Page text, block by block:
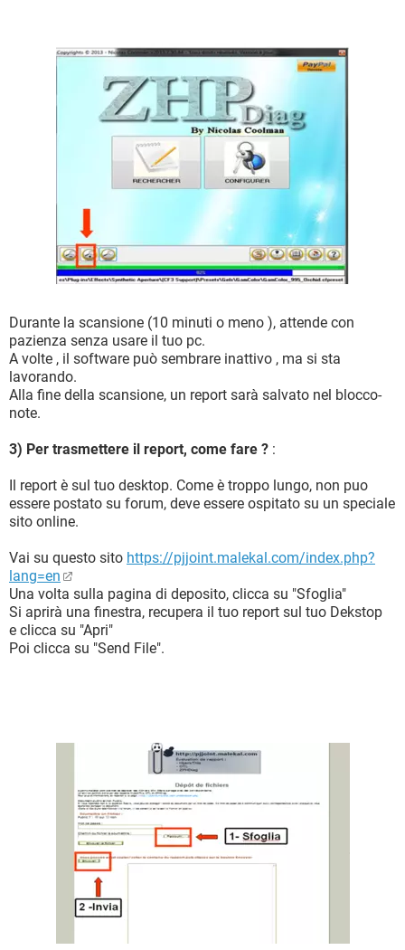
Durante la scansione (10 minuti o meno ), attende con
pazienza senza usare il tuo pc.
A volte , il software può sembrare inattivo , ma si sta
lavorando.
Alla fine della scansione, un report sarà salvato nel blocco-
note.
3) Per trasmettere il report, come fare ? :
Il report è sul tuo desktop. Come è troppo lungo, non puo
essere postato su forum, deve essere ospitato su un speciale
sito online.
Vai su questo sito https://pjjoint.malekal.com/index.php?
lang=en
Una volta sulla pagina di deposito, clicca su "Sfoglia"
Si aprirà una finestra, recupera il tuo report sul tuo Dekstop
e clicca su "Apri"
Poi clicca su "Send File".